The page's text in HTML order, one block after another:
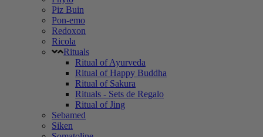
Piz Buin
Pon-emo
Redoxon
Ricola
Rituals
Ritual of Ayurveda
Ritual of Happy Buddha
Ritual of Sakura
Rituals - Sets de Regalo
Ritual of Jing
Sebamed
Siken